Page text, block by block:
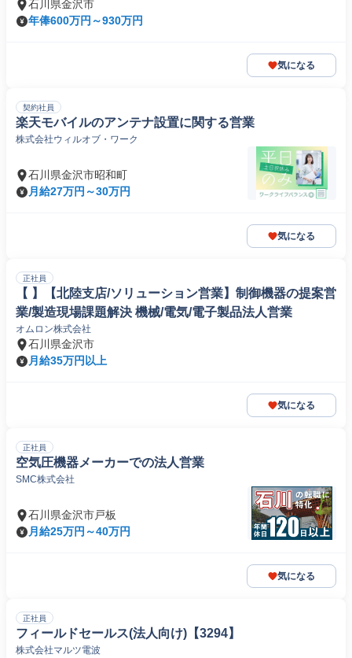
石川県金沢市
年俸600万円～930万円
気になる
契約社員
楽天モバイルのアンテナ設置に関する営業
株式会社ウィルオブ・ワーク
石川県金沢市昭和町
月給27万円～30万円
気になる
正社員
【 】【北陸支店/ソリューション営業】制御機器の提案営
業/製造現場課題解決 機械/電気/電子製品法人営業
オムロン株式会社
石川県金沢市
月給35万円以上
気になる
正社員
空気圧機器メーカーでの法人営業
SMC株式会社
石川県金沢市戸板
月給25万円～40万円
気になる
正社員
フィールドセールス(法人向け)【3294】
株式会社マルツ電波